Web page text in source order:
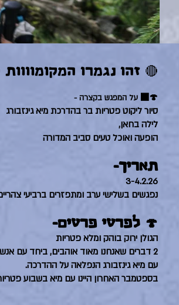
🔴 זהו נגמרו המקומוווות
🍄‍🟫 על המפגש בקצרה -
סיור ליקוט פטריות בר בהדרכת מיא גינזבורג
לילה בחאן,
הופעה ואוכל טעים סביב המדורה
תאריך-
3-4.2.26
נפגשים בשלישי ערב ומתפזרים ברביעי
🍄 לפרטי פרטים-
הגולן ירוק בוהק ומלא פטריות
2 דברים שאנחנו מאוד אוהבים, ביחד עם אנשים טובים, אוכל טעים והופעת מדורה זה עוד יותר כיף.
עם מיא גינזבורג הנפלאה על ההדרכה.
בספטמבר האחרון היינו עם מיא בשבוע